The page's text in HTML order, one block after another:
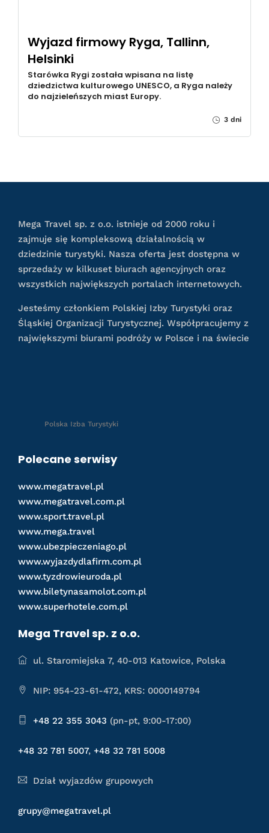
Wyjazd firmowy Ryga, Tallinn,
Helsinki
Starówka Rygi została wpisana na listę
dziedzictwa kulturowego UNESCO, a Ryga należy
do najzieleńszych miast Europy.
3 dni
Mega Travel sp. z o.o. istnieje od 2000 roku i
zajmuje się kompleksową działalnością w
dziedzinie turystyki. Nasza oferta jest dostępna w
sprzedaży w kilkuset biurach agencyjnych oraz
wszystkich największych portalach internetowych.
Jesteśmy członkiem Polskiej Izby Turystyki oraz
Śląskiej Organizacji Turystycznej. Współpracujemy z
największymi biurami podróży w Polsce i na świecie
Polska Izba Turystyki
Polecane serwisy
www.megatravel.pl
www.megatravel.com.pl
www.sport.travel.pl
www.mega.travel
www.ubezpieczeniago.pl
www.wyjazdydlafirm.com.pl
www.tyzdrowieuroda.pl
www.biletynasamolot.com.pl
www.superhotele.com.pl
Mega Travel sp. z o.o.
ul. Staromiejska 7, 40-013 Katowice, Polska
NIP: 954-23-61-472, KRS: 0000149794
+48 22 355 3043 (pn-pt, 9:00-17:00)
+48 32 781 5007, +48 32 781 5008
Dział wyjazdów grupowych
grupy@megatravel.pl